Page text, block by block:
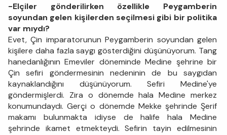
-Elçiler gönderilirken özellikle Peygamberin
soyundan gelen kişilerden seçilmesi gibi bir politika
var mıydı?
Evet, Çin imparatorunun Peygamberin soyundan gelen
kişilere daha fazla saygı gösterdiğini düşünüyorum. Tang
hanedanlığının Emeviler döneminde Medine şehrine bir
Çin sefiri göndermesinin nedeninin de bu saygıdan
kaynaklandığını düşünüyorum. Sefiri Medine'ye
göndermişlerdi. Zira o dönemde hala Medine merkez
konumundaydı. Gerçi o dönemde Mekke şehrinde Şerif
makamı bulunmakta idiyse de halife hala Medine
şehrinde ikamet etmekteydi. Sefirin tayin edilmesinin